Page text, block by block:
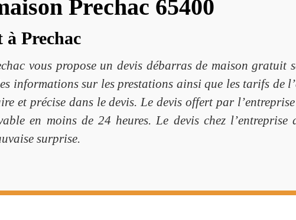
Prechac 65400
Prechac
vous propose un devis débarras de maison gratuit
informations sur les prestations ainsi que les tarifs de
et précise dans le devis. Le devis offert par
en moins de 24 heures. Le devis chez
surprise.